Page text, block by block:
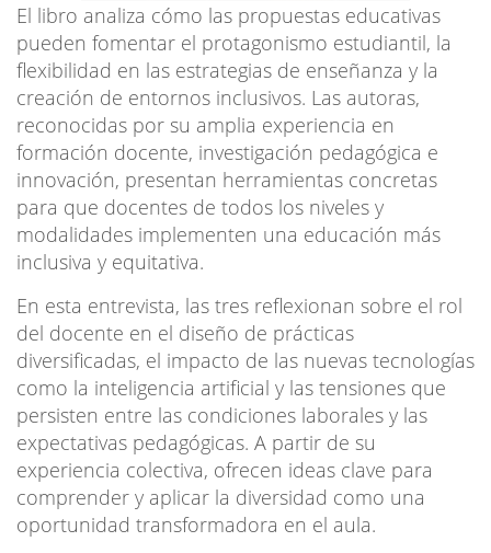
El libro analiza cómo las propuestas educativas
pueden fomentar el protagonismo estudiantil, la
flexibilidad en las estrategias de enseñanza y la
creación de entornos inclusivos. Las autoras,
reconocidas por su amplia experiencia en
formación docente, investigación pedagógica e
innovación, presentan herramientas concretas
para que docentes de todos los niveles y
modalidades implementen una educación más
inclusiva y equitativa.
En esta entrevista, las tres reflexionan sobre el rol
del docente en el diseño de prácticas
diversificadas, el impacto de las nuevas tecnologías
como la inteligencia artificial y las tensiones que
persisten entre las condiciones laborales y las
expectativas pedagógicas. A partir de su
experiencia colectiva, ofrecen ideas clave para
comprender y aplicar la diversidad como una
oportunidad transformadora en el aula.